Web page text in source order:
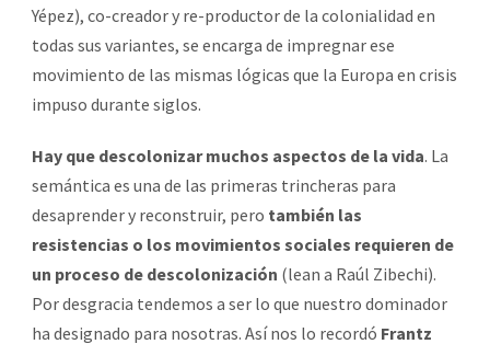
Yépez), co-creador y re-productor de la colonialidad en
todas sus variantes, se encarga de impregnar ese
movimiento de las mismas lógicas que la Europa en crisis
impuso durante siglos.
Hay que descolonizar muchos aspectos de la vida. La
semántica es una de las primeras trincheras para
desaprender y reconstruir, pero también las
resistencias o los movimientos sociales requieren de
un proceso de descolonización (lean a Raúl Zibechi).
Por desgracia tendemos a ser lo que nuestro dominador
ha designado para nosotras. Así nos lo recordó Frantz